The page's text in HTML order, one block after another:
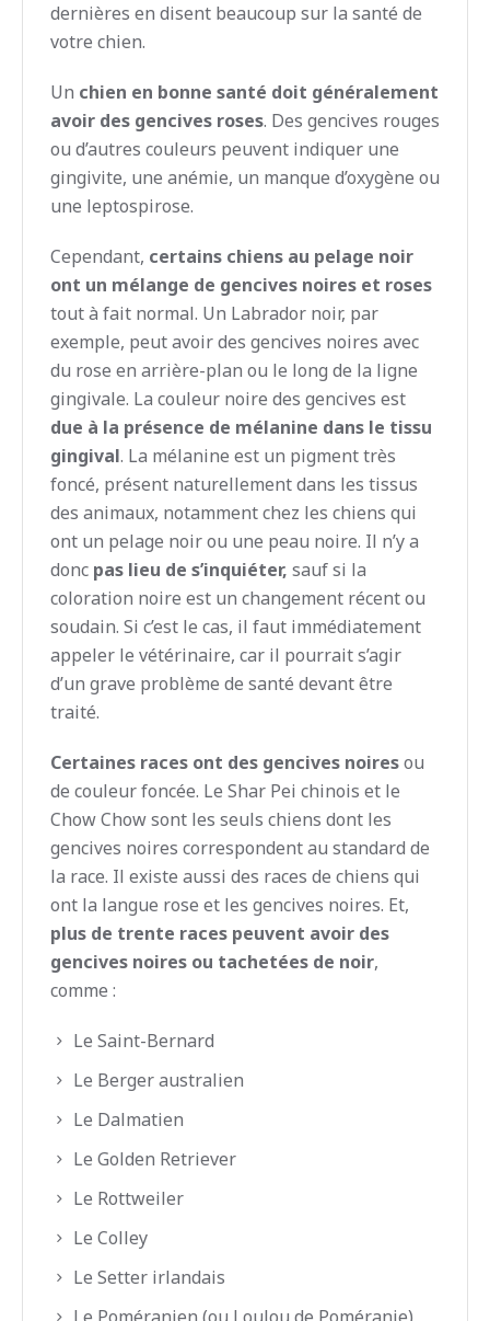
dernières en disent beaucoup sur la santé de
votre chien.
Un chien en bonne santé doit généralement
avoir des gencives roses. Des gencives rouges
ou d’autres couleurs peuvent indiquer une
gingivite, une anémie, un manque d’oxygène ou
une leptospirose.
Cependant, certains chiens au pelage noir
ont un mélange de gencives noires et roses
tout à fait normal. Un Labrador noir, par
exemple, peut avoir des gencives noires avec
du rose en arrière-plan ou le long de la ligne
gingivale. La couleur noire des gencives est
due à la présence de mélanine dans le tissu
gingival. La mélanine est un pigment très
foncé, présent naturellement dans les tissus
des animaux, notamment chez les chiens qui
ont un pelage noir ou une peau noire. Il n’y a
donc pas lieu de s’inquiéter, sauf si la
coloration noire est un changement récent ou
soudain. Si c’est le cas, il faut immédiatement
appeler le vétérinaire, car il pourrait s’agir
d’un grave problème de santé devant être
traité.
Certaines races ont des gencives noiresou
de couleur foncée. Le Shar Pei chinois et le
Chow Chow sont les seuls chiens dont les
gencives noires correspondent au standard de
la race. Il existe aussi des races de chiens qui
ont la langue rose et les gencives noires. Et,
plus de trente races peuvent avoir des
gencives noires ou tachetées de noir,
comme :
Le Saint-Bernard
Le Berger australien
Le Dalmatien
Le Golden Retriever
Le Rottweiler
Le Colley
Le Setter irlandais